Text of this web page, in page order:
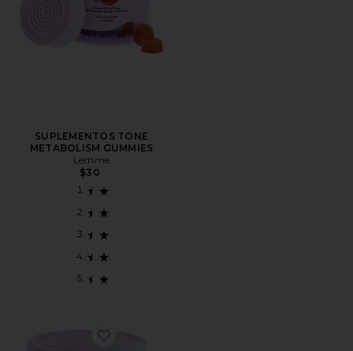
SUPLEMENTOS TONE
METABOLISM GUMMIES
Lemme
$30
Favorite SUPLEMENTO PARA DORMIR RELAX